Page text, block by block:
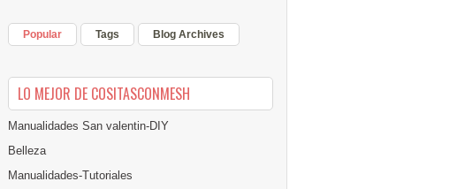
Popular Tags Blog Archives
LO MEJOR DE COSITASCONMESH
Manualidades San valentin-DIY
Belleza
Manualidades-Tutoriales